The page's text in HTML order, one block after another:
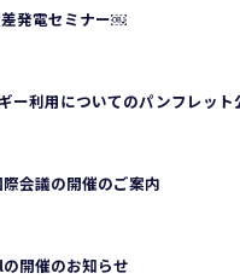
発電セミナー￼
利用についてのパンフレット
会議の開催のご案内
開催のお知らせ